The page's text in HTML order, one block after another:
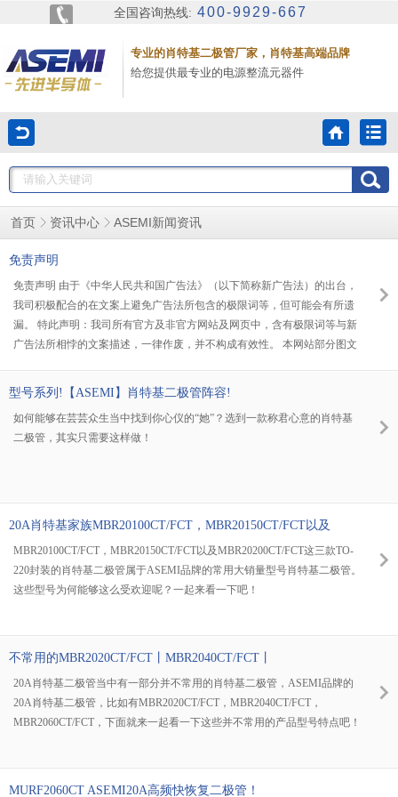
全国咨询热线: 400-9929-667
专业的肖特基二极管厂家，肖特基高端品牌
给您提供最专业的电源整流元器件
首页 资讯中心 ASEMI新闻资讯
免责声明
免责声明 由于《中华人民共和国广告法》（以下简称新广告法）的出台，
我司积极配合的在文案上避免广告法所包含的极限词等，但可能会有所遗
漏。 特此声明：我司所有官方及非官方网站及网页中，含有极限词等与新
广告法所相悖的文案描述，一律作废，并不构成有效性。 本网站部分图文
或删除。
型号系列!【ASEMI】肖特基二极管阵容!
如何能够在芸芸众生当中找到你心仪的“她”？选到一款称君心意的肖特基
二极管，其实只需要这样做！
20A肖特基家族MBR20100CT/FCT，MBR20150CT/FCT以及
MBR20200CT/FCT整流千军齐上阵，采购菜鸟你不是一个人在
战斗！
MBR20100CT/FCT，MBR20150CT/FCT以及MBR20200CT/FCT这三款TO-
220封装的肖特基二极管属于ASEMI品牌的常用大销量型号肖特基二极管。
这些型号为何能够这么受欢迎呢？一起来看一下吧！
不常用的MBR2020CT/FCT丨MBR2040CT/FCT丨
MBR2060CT/FCT肖特基，这里有高清图参数和型号解析！
20A肖特基二极管当中有一部分并不常用的肖特基二极管，ASEMI品牌的
20A肖特基二极管，比如有MBR2020CT/FCT，MBR2040CT/FCT，
MBR2060CT/FCT，下面就来一起看一下这些并不常用的产品型号特点吧！
MURF2060CT ASEMI20A高频快恢复二极管！